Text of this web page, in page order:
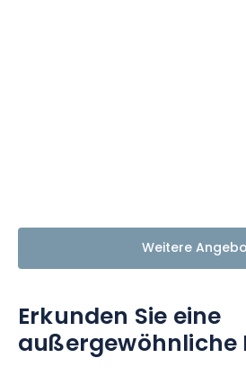
Weitere
Erkunden Sie eine
außergewöhnliche